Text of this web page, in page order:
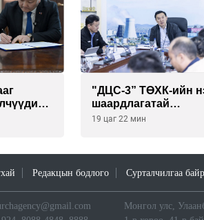
"ДЦС-3” ТӨХК-ийн
шаардлагатай
“Турбингенератор-
19 цаг 22 мин
Редакцын бодлого Сурталчилгаа
Монгол улс,